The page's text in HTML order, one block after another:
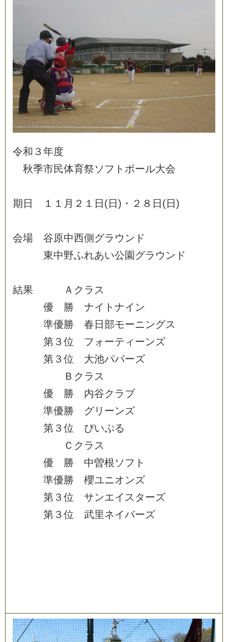
令和 ３年度
秋季市民体育祭ソ フ ト ボール大会
期 日 １ １ 月 ２ １ 日 (日 ) ・ ２ ８ 日 (日 )
会場 谷原中西側 グラ ウ ン ド
東中野ふれあい公園 グラ ウ ン ド
結果 Ａ ク ラ ス
優
勝 ナイ ト ナイ ン
準優勝 春 日 部モーニングス
第 ３位 フ ォーテ ィ ーンズ
第 ３位 大池パパーズ
Ｂ ク ラ ス
優
勝 内谷ク ラブ
準優勝 グリ ーンズ
第 ３位 ぴいぷる
Ｃ ク ラ ス
優
勝 中曽根ソ フ ト
準優勝 櫻ユニオンズ
第 ３位 サンエイ ス ターズ
第 ３位 武里ネイバーズ